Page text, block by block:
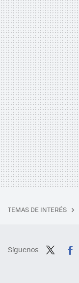
TEMAS DE INTERÉS
Síguenos